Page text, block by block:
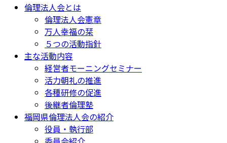
倫理法人会とは
倫理法人会憲章
万人幸福の栞
５つの活動指針
主な活動内容
経営者モーニングセミナー
活力朝礼の推進
各種研修の促進
後継者倫理塾
福岡県倫理法人会の紹介
役員・執行部